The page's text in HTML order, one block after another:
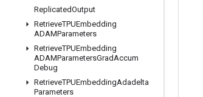
ReplicatedOutput
RetrieveTPUEmbedding
ADAMParameters
RetrieveTPUEmbedding
ADAMParametersGradAccum
Debug
RetrieveTPUEmbeddingAdadelta
Parameters